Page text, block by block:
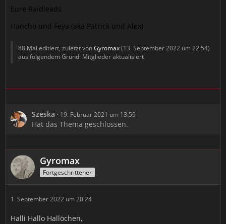
Eure Raidleads
Hancho und Feya (aka Patrick und Alex)
88 Mal editiert, zuletzt vonGyromax(13. September 2022 um 22:54)
aus folgendem Grund: Mitglieder aktualisiert
Szeska 19. Februar 2021 um 13:59
Hat das Thema geschlossen.
Gyromax
Fortgeschrittener
1. September 2022 um 20:24
Halli Hallo Hallöchen,